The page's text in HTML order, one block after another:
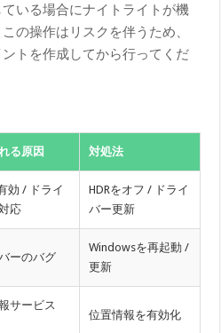
いる場合にナイトライトが機
の操作はリスクを伴うため、
トを作成してから行ってくだ
る原因 対処法
効 / ドライ
応
HDRをオフ / ドライ
バー更新
ーのバグ
Windowsを再起動 /
更新
サービス
位置情報を有効化